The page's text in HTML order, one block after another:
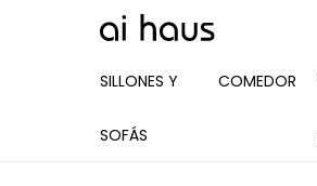
SILLONES Y
SOFÁS
COMEDOR